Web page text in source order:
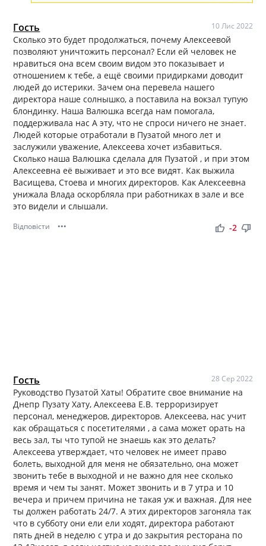
Гость 10 Лис 2022
Сколько это будет продолжаться, почему Алексеевой
позволяют уничтожить персонал? Если ей человек не
нравиться она всем своим видом это показывает и
отношением к тебе, а ещё своими придирками доводит
людей до истерики. Зачем она перевела нашего
директора наше солнышко, а поставила на вокзал тупую
блондинку. Наша Валюшка всегда нам помогала,
поддерживала нас А эту, что не спроси ничего не знает.
Людей которые отработали в Пузатой много лет и
заслужили уважение, Алексеева хочет избавиться.
Сколько наша Валюшка сделала для Пузатой , и при этом
Алексеевна её выживает и это все видят. Как выжила
Васищева, Стоева и многих директоров. Как Алексеевна
унижала Влада оскорбляла при работниках в зале и все
это видели и слышали.
Відповісти ••• thumb_up thumb_down
-2
Гость 28 Сер 2022
Руководство Пузатой Хаты! Обратите свое внимание на
Днепр Пузату Хату, Алексеева Е.В. терроризирует
персонал, менеджеров, директоров. Алексеева, нас учит
как обращаться с посетителями , а сама может орать на
весь зал, ты что тупой не знаешь как это делать?
Алексеева утверждает, что человек не имеет право
болеть, выходной для меня не обязательно, она может
звонить тебе в выходной и не важно для нее сколько
время и чем ты занят. Может звонить и в 7 утра и 10
вечера и причем причина не такая уж и важная. Для нее
ты должен работать 24/7. А этих директоров загоняла так
что в субботу они ели ели ходят, директора работают
пять дней в неделю с утра и до закрытия ресторана по